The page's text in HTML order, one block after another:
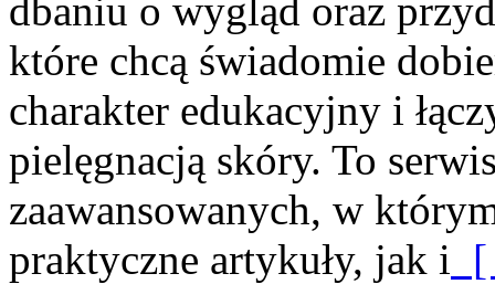
dbaniu o wygląd oraz
które chcą świadomie
charakter edukacyjny i
pielęgnacją skóry. To
zaawansowanych, w
praktyczne artykuły, jak i [